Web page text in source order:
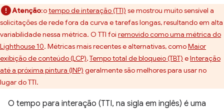
Atenção:otempo de interação (TTI) se mostrou muito sensível a
solicitações de rede fora da curva e tarefas longas, resultando em alta
variabilidade nessa métrica. O TTI foi removido como uma métrica do
Lighthouse 10. Métricas mais recentes e alternativas, comoMaior
exibição de conteúdo (LCP),Tempo total de bloqueio (TBT) eInteração
até a próxima pintura (INP) geralmente são melhores para usar no
lugar do TTI.
O tempo para interação (TTI, na sigla em inglês) é uma